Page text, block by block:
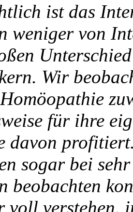
ist das
weniger von
Wir
für ihre
davon
sogar bei
beobachten
voll verstehen,